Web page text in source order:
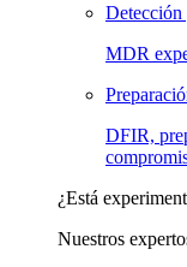
Detección
MDR
DFIR,
¿Está
Nuestros